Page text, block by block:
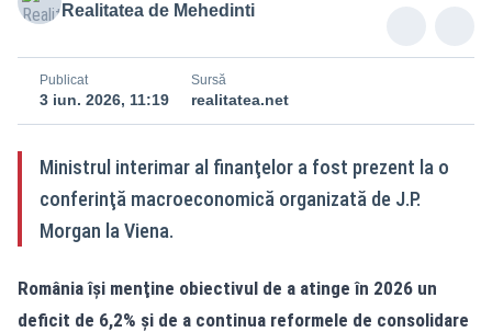
Realitatea de Mehedinti
Publicat
3 iun. 2026, 11:19
Sursă
realitatea.net
Ministrul interimar al finanţelor a fost prezent la o
conferinţă macroeconomică organizată de J.P.
Morgan la Viena.
România îşi menţine obiectivul de a atinge în 2026 un
deficit de 6,2% şi de a continua reformele de consolidare